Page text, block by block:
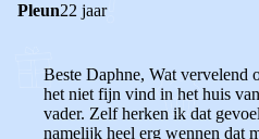
Pleun22 jaar
Beste Daphne, Wat vervelend
het niet fijn vind in het huis
vader. Zelf herken ik dat
namelijk heel erg wennen dat